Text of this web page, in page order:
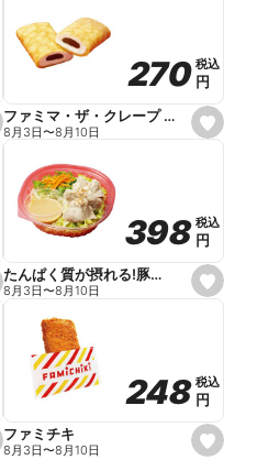
s
e
o
r
i
e
270
270 税込
税込
円
円
ファミマ・ザ・クレープ 生チョコ
8月3日〜8月10日
s
e
o
r
i
e
398
398 税込
税込
円
円
たんぱく質が摂れる!豚しゃぶのパスタサラダ
8月3日〜8月10日
s
e
248
248 税込
税込
円
円
ファミチキ
8月3日〜8月10日